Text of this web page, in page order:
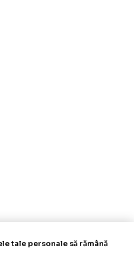
tale personale să rămână